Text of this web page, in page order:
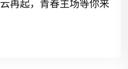
再起，青春主场等你来